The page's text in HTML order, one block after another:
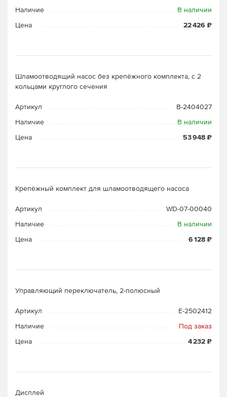
Наличие
В наличии
Цена
22 426 ₽
Шламоотводящий насос без крепёжного комплекта, с 2
кольцами круглого сечения
Артикул
B-2404027
Наличие
В наличии
Цена
53 948 ₽
Крепёжный комплект для шламоотводящего насоса
Артикул
WD-07-00040
Наличие
В наличии
Цена
6 128 ₽
Управляющий переключатель, 2-полюсный
Артикул
E-2502412
Наличие
Под заказ
Цена
4 232 ₽
Дисплей